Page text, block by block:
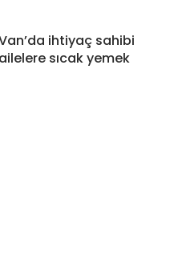
ihtiyaç sahibi
ailelere sıcak yemek